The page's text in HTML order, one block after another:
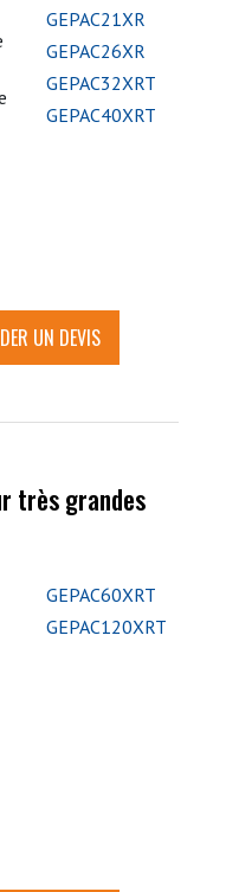
GEPAC21XR
GEPAC26XR
GEPAC32XRT
GEPAC40XRT
UN DEVIS
très grandes
GEPAC60XRT
GEPAC120XRT